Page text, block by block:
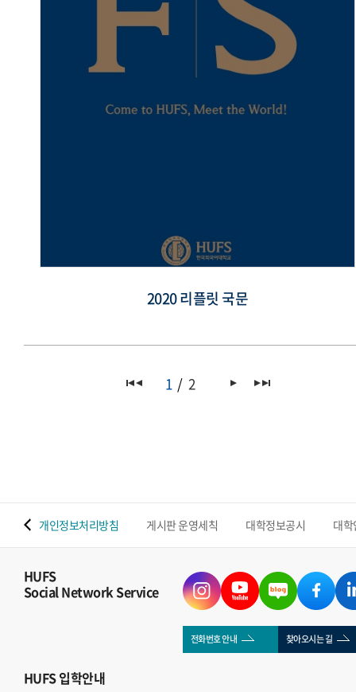
2020 리플릿 국문
1 2
개인정보처리방침 게시판 운영세칙 대학정보공시 대
HUFS
Social Network Service
전화번호 안내 찾아오시는 길
HUFS입학안내